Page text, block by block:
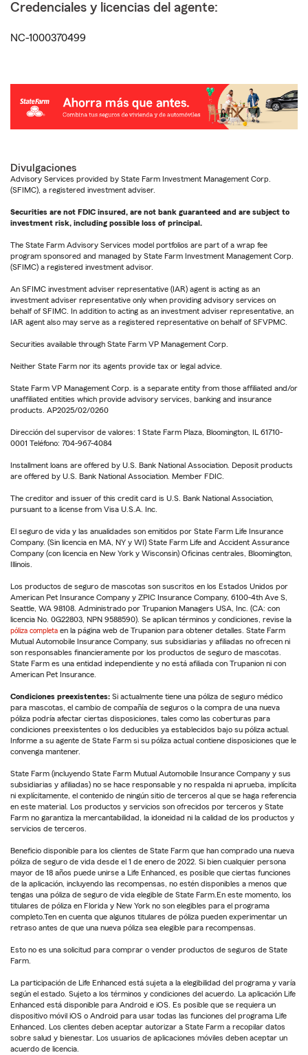
Credenciales y licencias del agente:
NC-1000370499
Divulgaciones
Advisory Services provided by State Farm Investment Management Corp.
(SFIMC), a registered investment adviser.
Securities are not FDIC insured, are not bank guaranteed and are subject to
investment risk, including possible loss of principal.
The State Farm Advisory Services model portfolios are part of a wrap fee
program sponsored and managed by State Farm Investment Management Corp.
(SFIMC) a registered investment advisor.
An SFIMC investment adviser representative (IAR) agent is acting as an
investment adviser representative only when providing advisory services on
behalf of SFIMC. In addition to acting as an investment adviser representative, an
IAR agent also may serve as a registered representative on behalf of SFVPMC.
Securities available through State Farm VP Management Corp.
Neither State Farm nor its agents provide tax or legal advice.
State Farm VP Management Corp. is a separate entity from those affiliated and/or
unaffiliated entities which provide advisory services, banking and insurance
products. AP2025/02/0260
Dirección del supervisor de valores: 1 State Farm Plaza, Bloomington, IL 61710-
0001 Teléfono: 704-967-4084
Installment loans are offered by U.S. Bank National Association. Deposit products
are offered by U.S. Bank National Association. Member FDIC.
The creditor and issuer of this credit card is U.S. Bank National Association,
pursuant to a license from Visa U.S.A. Inc.
El seguro de vida y las anualidades son emitidos por State Farm Life Insurance
Company. (Sin licencia en MA, NY y WI) State Farm Life and Accident Assurance
Company (con licencia en New York y Wisconsin) Oficinas centrales, Bloomington,
Illinois.
Los productos de seguro de mascotas son suscritos en los Estados Unidos por
American Pet Insurance Company y ZPIC Insurance Company, 6100-4th Ave S,
Seattle, WA 98108. Administrado por Trupanion Managers USA, Inc. (CA: con
licencia No. 0G22803, NPN 9588590). Se aplican términos y condiciones, revise la
póliza completa en la página web de Trupanion para obtener detalles. State Farm
Mutual Automobile Insurance Company, sus subsidiarias y afiliadas no ofrecen ni
son responsables financieramente por los productos de seguro de mascotas.
State Farm es una entidad independiente y no está afiliada con Trupanion ni con
American Pet Insurance.
Condiciones preexistentes: Si actualmente tiene una póliza de seguro médico
para mascotas, el cambio de compañía de seguros o la compra de una nueva
póliza podría afectar ciertas disposiciones, tales como las coberturas para
condiciones preexistentes o los deducibles ya establecidos bajo su póliza actual.
Informe a su agente de State Farm si su póliza actual contiene disposiciones que le
convenga mantener.
State Farm (incluyendo State Farm Mutual Automobile Insurance Company y sus
subsidiarias y afiliadas) no se hace responsable y no respalda ni aprueba, implícita
ni explícitamente, el contenido de ningún sitio de terceros al que se haga referencia
en este material. Los productos y servicios son ofrecidos por terceros y State
Farm no garantiza la mercantabilidad, la idoneidad ni la calidad de los productos y
servicios de terceros.
Beneficio disponible para los clientes de State Farm que han comprado una nueva
póliza de seguro de vida desde el 1 de enero de 2022. Si bien cualquier persona
mayor de 18 años puede unirse a Life Enhanced, es posible que ciertas funciones
de la aplicación, incluyendo las recompensas, no estén disponibles a menos que
tengas una póliza de seguro de vida elegible de State Farm.En este momento, los
titulares de póliza en Florida y New York no son elegibles para el programa
completo.Ten en cuenta que algunos titulares de póliza pueden experimentar un
retraso antes de que una nueva póliza sea elegible para recompensas.
Esto no es una solicitud para comprar o vender productos de seguros de State
Farm.
La participación de Life Enhanced está sujeta a la elegibilidad del programa y varía
según el estado. Sujeto a los términos y condiciones del acuerdo. La aplicación Life
Enhanced está disponible para Android e iOS. Es posible que se requiera un
dispositivo móvil iOS o Android para usar todas las funciones del programa Life
Enhanced. Los clientes deben aceptar autorizar a State Farm a recopilar datos
sobre salud y bienestar. Los usuarios de aplicaciones móviles deben aceptar un
acuerdo de licencia.